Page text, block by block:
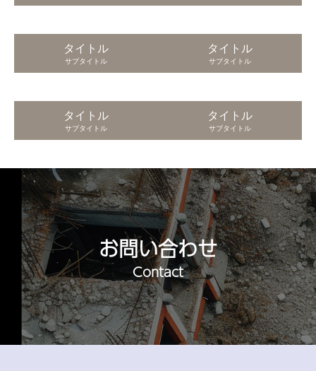
タイトル
サブタイトル
タイトル
サブタイトル
タイトル
サブタイトル
タイトル
サブタイトル
お問い合わせ
Contact